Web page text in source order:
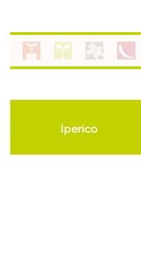
Iperico